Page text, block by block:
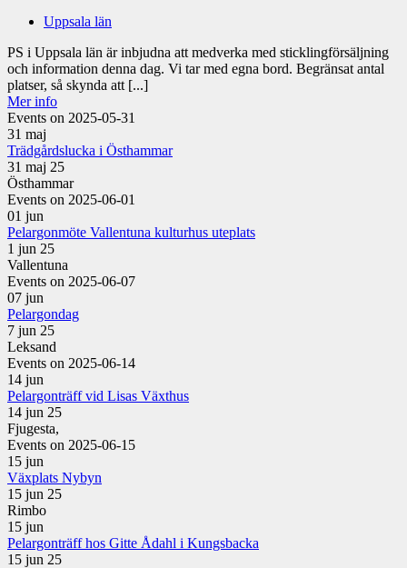
Uppsala län
PS i Uppsala län är inbjudna att medverka med sticklingförsäljning
och information denna dag. Vi tar med egna bord. Begränsat antal
platser, så skynda att [...]
Mer info
Events on 2025-05-31
31 maj
Trädgårdslucka i Östhammar
31 maj 25
Östhammar
Events on 2025-06-01
01 jun
Pelargonmöte Vallentuna kulturhus uteplats
1 jun 25
Vallentuna
Events on 2025-06-07
07 jun
Pelargondag
7 jun 25
Leksand
Events on 2025-06-14
14 jun
Pelargonträff vid Lisas Växthus
14 jun 25
Fjugesta,
Events on 2025-06-15
15 jun
Växplats Nybyn
15 jun 25
Rimbo
15 jun
Pelargonträff hos Gitte Ådahl i Kungsbacka
15 jun 25